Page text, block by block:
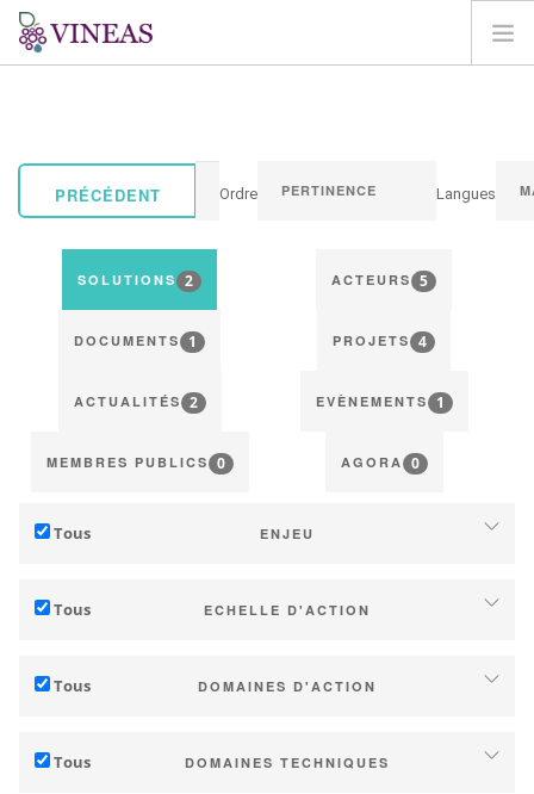
SOLUTIONS ET LEVIERS
CONNEXION
PRÉCÉDENT Ordre Langues
SOLUTIONS 2 ACTEURS 5
DOCUMENTS 1 PROJETS 4
ACTUALITÉS 2 EVÈNEMENTS 1
MEMBRES PUBLICS 0 AGORA 0
Tous ENJEU
Atténuation des émissions de GES
Tous ECHELLE D'ACTION
Coopératives, négoce ...
Tous DOMAINES D'ACTION
Management - marketing (incrémental)
Tous DOMAINES TECHNIQUES